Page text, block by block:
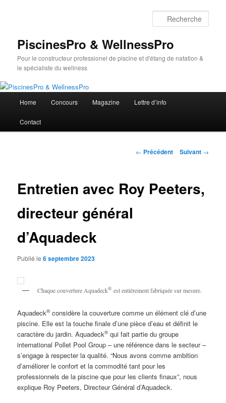
PiscinesPro & WellnessPro
Pour le constructeur professionel de piscine et d'étang de natation &
le spécialiste du wellness
principal
Home Concours Magazine Lettre d’info
Contact
Navigation
← Précédent Suivant →
Entretien avec Roy Peeters,
directeur général
d’Aquadeck
Publié le6 septembre 2023
Chaque couverture Aquadeck® est entièrement fabriquée sur mesure.
Aquadeck®considère la couverture comme un élément clé d’une
piscine. Elle est la touche finale d’une pièce d’eau et définit le
caractère du jardin. Aquadeck®qui fait partie du groupe
international Pollet Pool Group – une référence dans le secteur –
s’engage à respecter la qualité. “Nous avons comme ambition
d’améliorer le confort et la commodité tant pour les
professionnels de la piscine que pour les clients finaux”, nous
explique Roy Peeters, Directeur Général d’Aquadeck.